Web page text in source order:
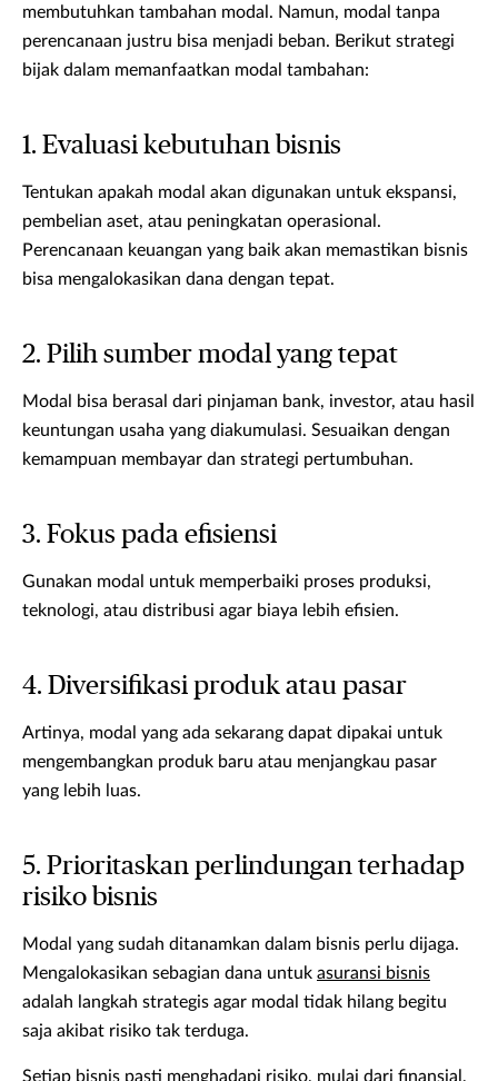
membutuhkan tambahan modal. Namun, modal tanpa
perencanaan justru bisa menjadi beban. Berikut strategi
bijak dalam memanfaatkan modal tambahan:
1. Evaluasi kebutuhan bisnis
Tentukan apakah modal akan digunakan untuk ekspansi,
pembelian aset, atau peningkatan operasional.
Perencanaan keuangan yang baik akan memastikan bisnis
bisa mengalokasikan dana dengan tepat.
2. Pilih sumber modal yang tepat
Modal bisa berasal dari pinjaman bank, investor, atau hasil
keuntungan usaha yang diakumulasi. Sesuaikan dengan
kemampuan membayar dan strategi pertumbuhan.
3. Fokus pada efisiensi
Gunakan modal untuk memperbaiki proses produksi,
teknologi, atau distribusi agar biaya lebih efisien.
4. Diversifikasi produk atau pasar
Artinya, modal yang ada sekarang dapat dipakai untuk
mengembangkan produk baru atau menjangkau pasar
yang lebih luas.
5. Prioritaskan perlindungan terhadap
risiko bisnis
Modal yang sudah ditanamkan dalam bisnis perlu dijaga.
Mengalokasikan sebagian dana untuk asuransi bisnis
adalah langkah strategis agar modal tidak hilang begitu
saja akibat risiko tak terduga.
Setiap bisnis pasti menghadapi risiko, mulai dari finansial,